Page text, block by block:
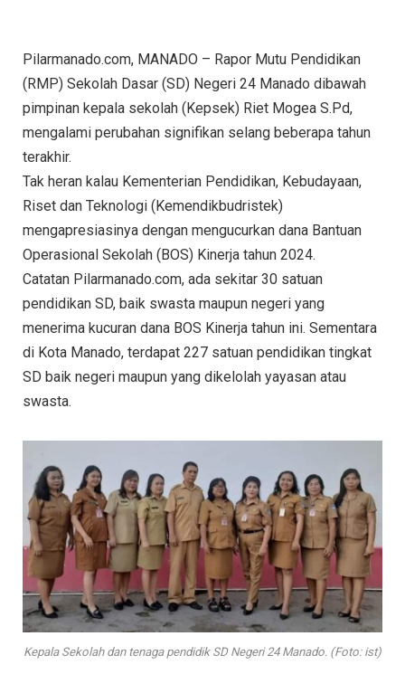
Pilarmanado.com, MANADO – Rapor Mutu Pendidikan
(RMP) Sekolah Dasar (SD) Negeri 24 Manado dibawah
pimpinan kepala sekolah (Kepsek) Riet Mogea S.Pd,
mengalami perubahan signifikan selang beberapa tahun
terakhir.
Tak heran kalau Kementerian Pendidikan, Kebudayaan,
Riset dan Teknologi (Kemendikbudristek)
mengapresiasinya dengan mengucurkan dana Bantuan
Operasional Sekolah (BOS) Kinerja tahun 2024.
Catatan Pilarmanado.com, ada sekitar 30 satuan
pendidikan SD, baik swasta maupun negeri yang
menerima kucuran dana BOS Kinerja tahun ini. Sementara
di Kota Manado, terdapat 227 satuan pendidikan tingkat
SD baik negeri maupun yang dikelolah yayasan atau
swasta.
Kepala Sekolah dan tenaga pendidik SD Negeri 24 Manado. (Foto: ist)